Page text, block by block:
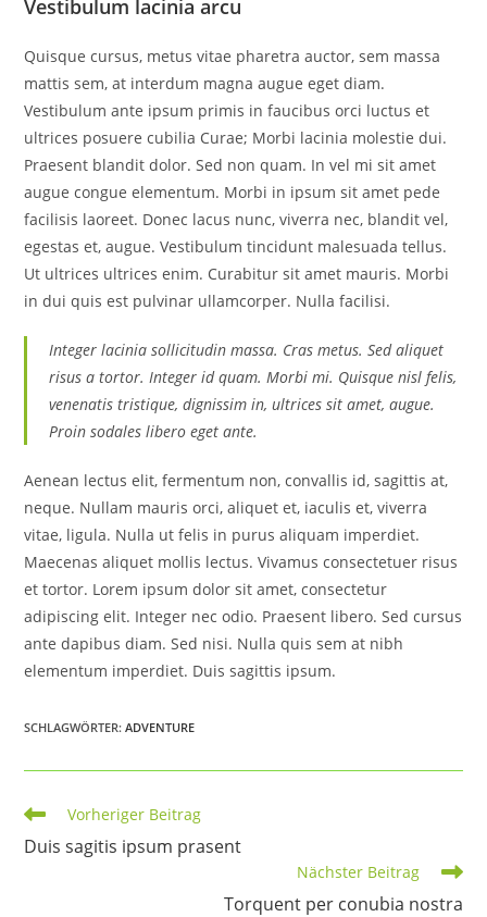
Vestibulum lacinia arcu
Quisque cursus, metus vitae pharetra auctor, sem massa
mattis sem, at interdum magna augue eget diam.
Vestibulum ante ipsum primis in faucibus orci luctus et
ultrices posuere cubilia Curae; Morbi lacinia molestie dui.
Praesent blandit dolor. Sed non quam. In vel mi sit amet
augue congue elementum. Morbi in ipsum sit amet pede
facilisis laoreet. Donec lacus nunc, viverra nec, blandit vel,
egestas et, augue. Vestibulum tincidunt malesuada tellus.
Ut ultrices ultrices enim. Curabitur sit amet mauris. Morbi
in dui quis est pulvinar ullamcorper. Nulla facilisi.
Integer lacinia sollicitudin massa. Cras metus. Sed aliquet
risus a tortor. Integer id quam. Morbi mi. Quisque nisl felis,
venenatis tristique, dignissim in, ultrices sit amet, augue.
Proin sodales libero eget ante.
Aenean lectus elit, fermentum non, convallis id, sagittis at,
neque. Nullam mauris orci, aliquet et, iaculis et, viverra
vitae, ligula. Nulla ut felis in purus aliquam imperdiet.
Maecenas aliquet mollis lectus. Vivamus consectetuer risus
et tortor. Lorem ipsum dolor sit amet, consectetur
adipiscing elit. Integer nec odio. Praesent libero. Sed cursus
ante dapibus diam. Sed nisi. Nulla quis sem at nibh
elementum imperdiet. Duis sagittis ipsum.
SCHLAGWÖRTER:ADVENTURE
Weitere
ansehen
Vorheriger Beitrag
Duis sagitis ipsum prasent
Nächster Beitrag
Torquent per conubia nostra